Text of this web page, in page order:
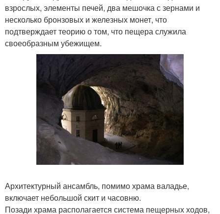
взрослых, элементы печей, два мешочка с зернами и
несколько бронзовых и железных монет, что
подтверждает теорию о том, что пещера служила
своеобразным убежищем.
Архитектурный ансамбль, помимо храма валадье,
включает небольшой скит и часовню.
Позади храма располагается система пещерных ходов,